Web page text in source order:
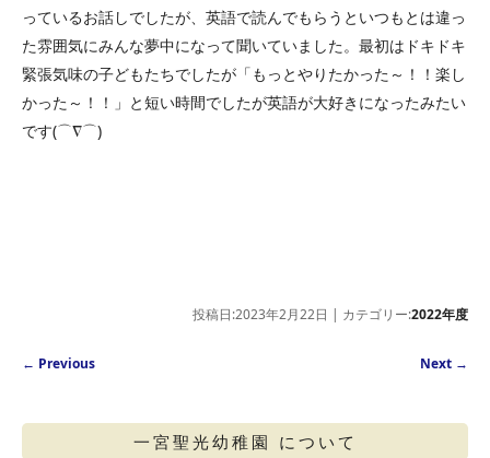
っているお話しでしたが、英語で読んでもらうといつもとは違っ
た雰囲気にみんな夢中になって聞いていました。最初はドキドキ
緊張気味の子どもたちでしたが「もっとやりたかった～！！楽し
かった～！！」と短い時間でしたが英語が大好きになったみたい
です(⌒∇⌒)
投稿日:2023年2月22日 | カテゴリー:2022年度
Post navigation
← Previous Next →
一宮聖光幼稚園 について